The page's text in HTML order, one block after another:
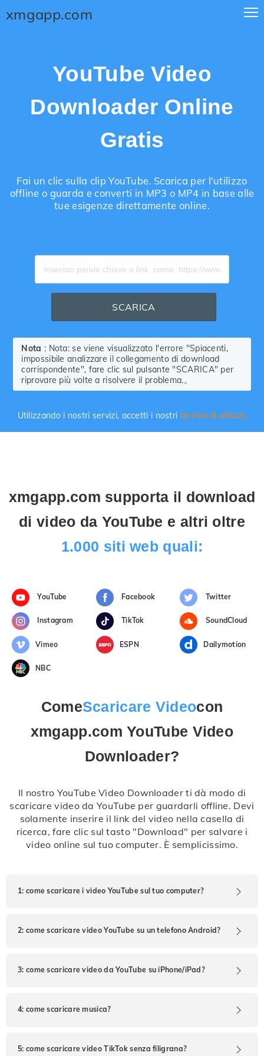
xmgapp.com
YouTube Video
Downloader Online
Gratis
Fai un clic sulla clip YouTube. Scarica per l'utilizzo
offline o guarda e converti in MP3 o MP4 in base alle
tue esigenze direttamente online.
SCARICA
Nota : Nota: se viene visualizzato l'errore "Spiacenti,
impossibile analizzare il collegamento di download
corrispondente", fare clic sul pulsante "SCARICA" per
riprovare più volte a risolvere il problema.。
Utilizzando i nostri servizi, accetti i nostri termini di utilizzo
xmgapp.com supporta il download
di video da YouTube e altri oltre
1.000 siti web quali:
YouTube Facebook Twitter
Instagram TikTok SoundCloud
Vimeo ESPN Dailymotion
NBC
ComeScaricare Videocon
xmgapp.com YouTube Video
Downloader?
Il nostro YouTube Video Downloader ti dà modo di
scaricare video da YouTube per guardarli offline. Devi
solamente inserire il link del video nella casella di
ricerca, fare clic sul tasto "Download" per salvare i
video online sul tuo computer. È semplicissimo.
1: come scaricare i video YouTube sul tuo computer?
YouTube, fare clic sul tasto "Condividi" nella pagina di
condivisione.
parte superiore della pagina, quindi fai clic su
2: come scaricare video YouTube su un telefono Android?
consigliamo di usare Google Chrome.
tasto Condividi nella pagina di riproduzione del video,
3: come scaricare video da YouTube su iPhone/iPad?
quindi usa xmgapp.com YouTube video downloader nel
perfettamente video o musica e Documents supporta
4: come scaricare musica?
5: come scaricare video TikTok senza filigrana?